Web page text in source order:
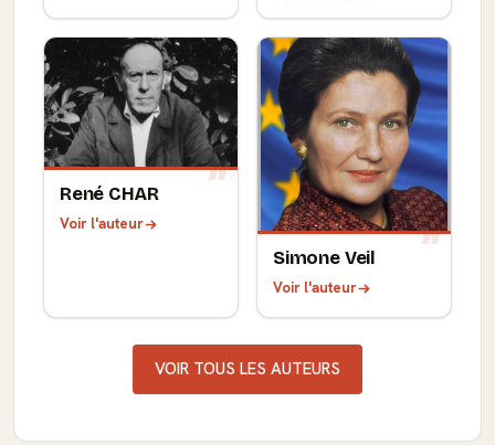
René CHAR
Voir l'auteur
Simone Veil
Voir l'auteur
VOIR TOUS LES AUTEURS